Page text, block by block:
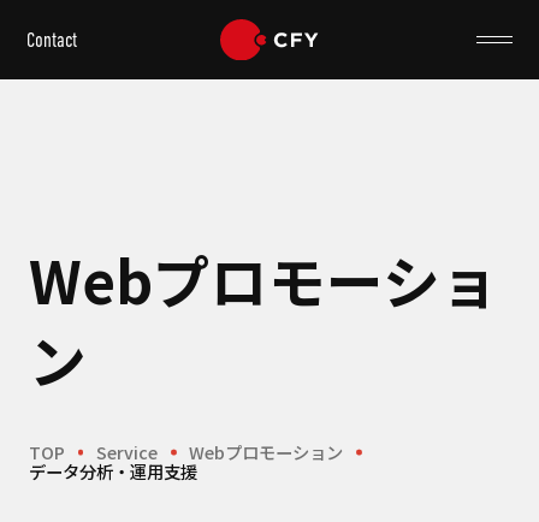
Contact
Webプロモーショ
ン
TOP Service Webプロモーション
データ分析・運用支援